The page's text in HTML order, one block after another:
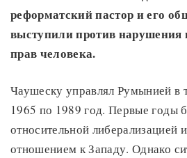
реформатский пастор и его
выступили против нарушения
прав человека.
Чаушеску управлял Румынией в
1965 по 1989 год. Первые годы
относительной либерализацией
отношением к Западу. Однако